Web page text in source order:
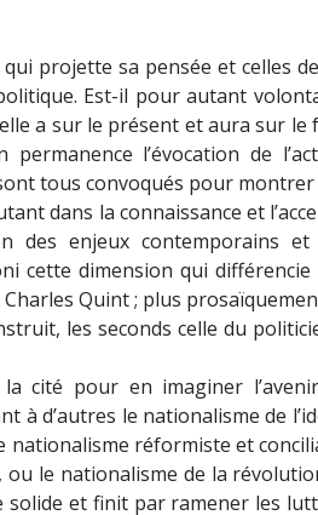
tous convoqués pour montrer
dans la connaissance et
des enjeux contemporains
cette dimension qui différencie
Charles Quint ; plus
les seconds celle du
la cité pour en imaginer
à d’autres le nationalisme de
nationalisme réformiste et
le nationalisme de la
et finit par ramener les
est éclairé par une vision
l’Histoire mouvementée du
de « Images et écrit d’une lutte
et textes, avec la relation de